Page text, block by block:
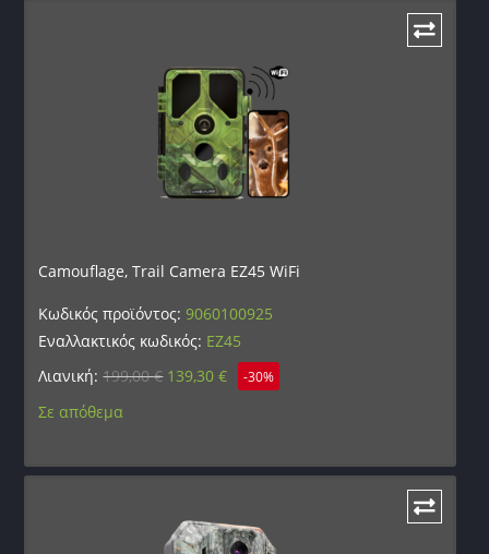
Camouflage, Trail Camera EZ45 WiFi
Κωδικός προϊόντος:9060100925
Εναλλακτικός κωδικός: EZ45
Λιανική:199,00€ 139,30€ -30%
Σε απόθεμα